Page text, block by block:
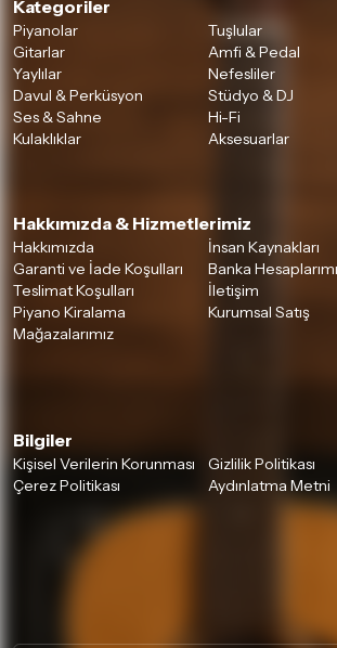
Kategoriler
Piyanolar
Tuşlular
Gitarlar
Amfi & Pedal
Yaylılar
Nefesliler
Davul & Perküsyon
Stüdyo & DJ
Ses & Sahne
Hi-Fi
Kulaklıklar
Aksesuarlar
Hakkımızda & Hizmetlerimiz
Hakkımızda
İnsan Kaynakları
Garanti ve İade Koşulları
Banka
Teslimat Koşulları
İletişim
Piyano Kiralama
Kurumsal Satış
Mağazalarımız
Bilgiler
Kişisel Verilerin Korunması
Gizlilik Politikası
Çerez Politikası
Aydınlatma Metni